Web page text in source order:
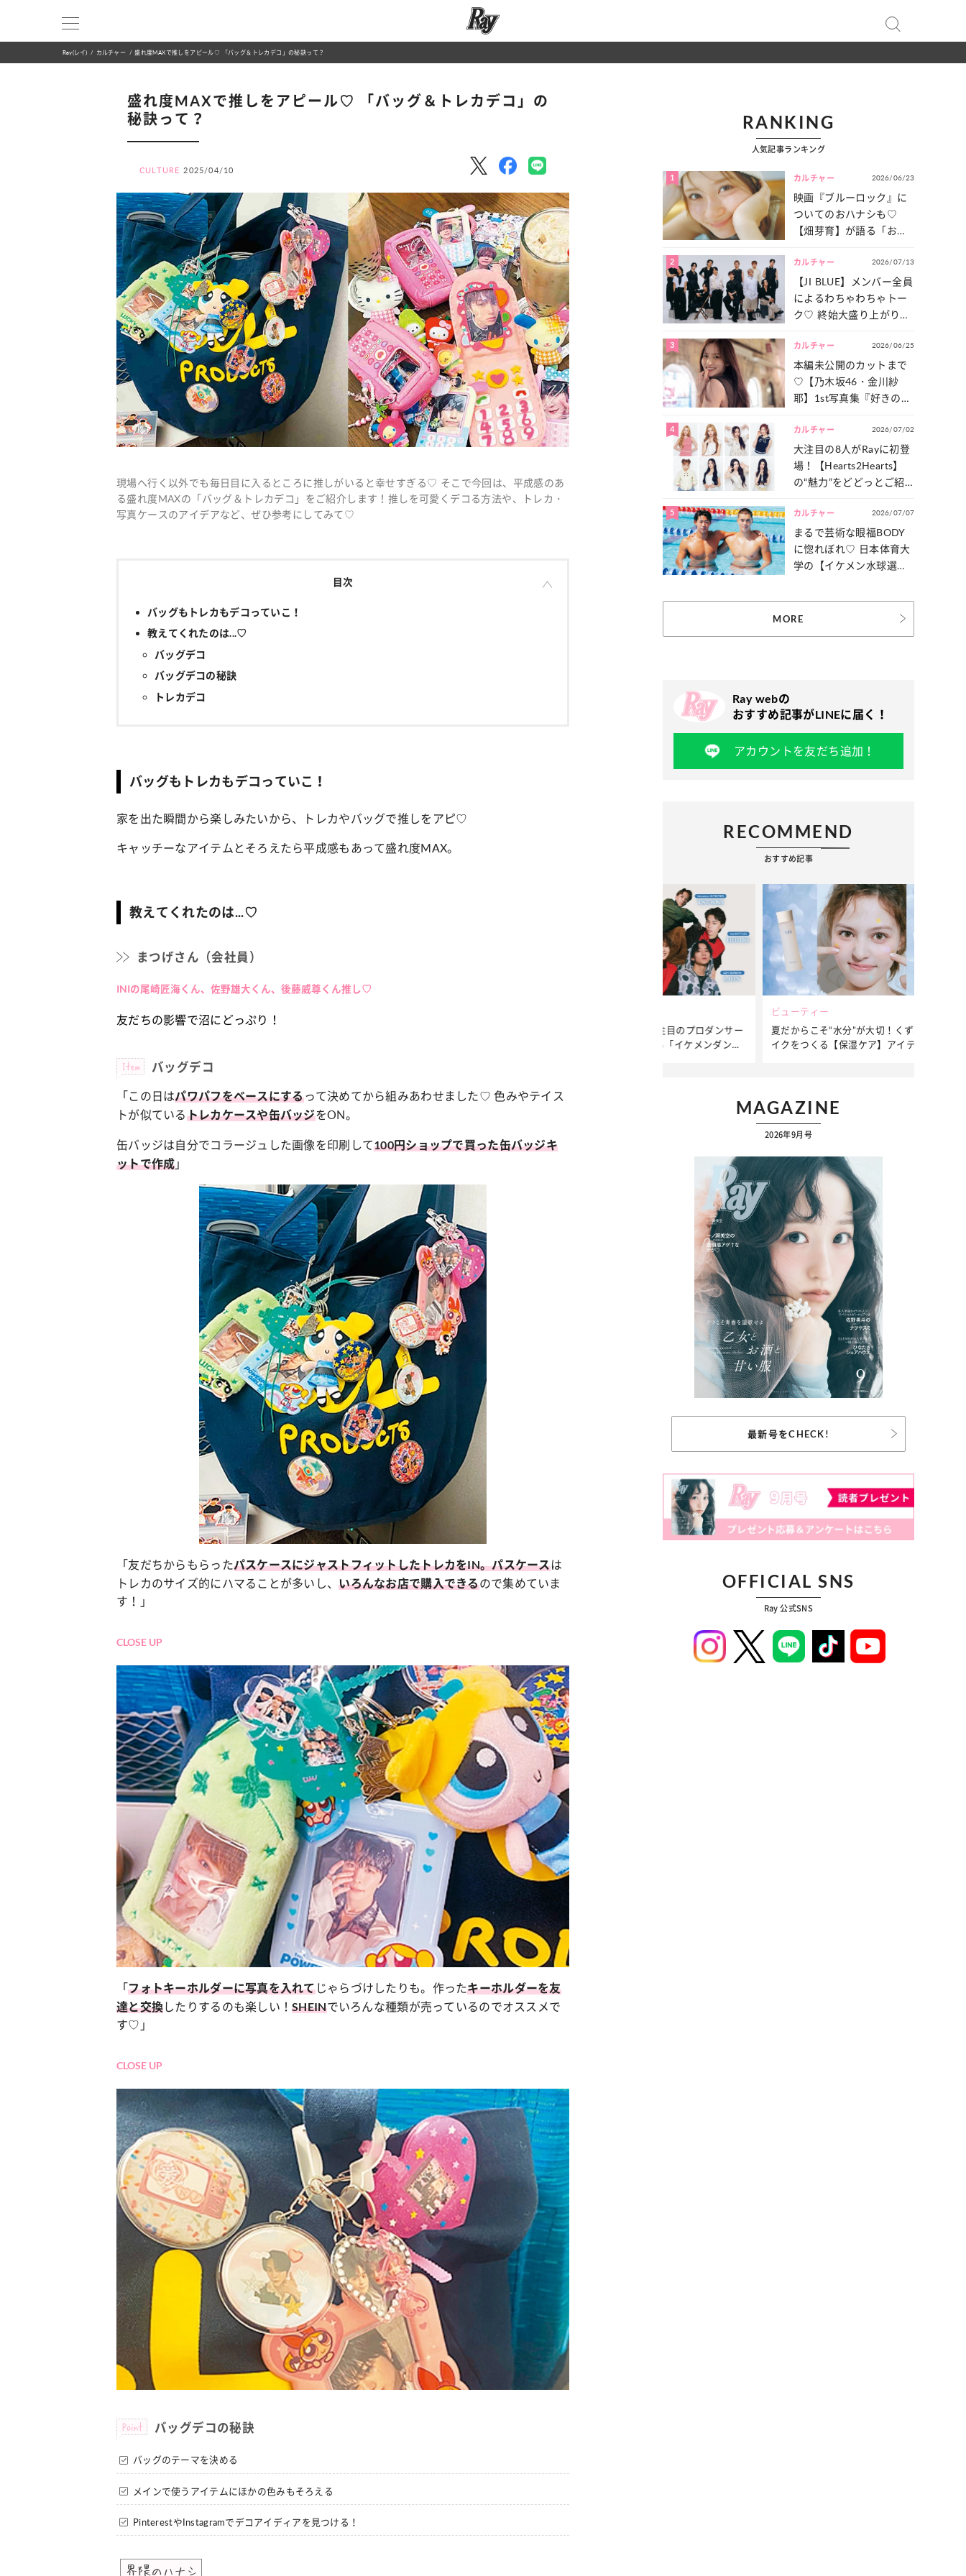
Ray(レイ) カルチャー 盛れ度MAXで推しをアピール♡ 「バッグ＆トレカデコ」の秘訣って？
盛れ度MAXで推しをアピール♡ 「バッグ＆トレカデコ」の
秘訣って？
CULTURE 2025/04/10
現場へ行く以外でも毎日目に入るところに推しがいると幸せすぎる♡ そこで今回は、平成感のあ
る盛れ度MAXの「バッグ＆トレカデコ」をご紹介します！推しを可愛くデコる方法や、トレカ・
写真ケースのアイデアなど、ぜひ参考にしてみて♡
目次
バッグもトレカもデコっていこ！
教えてくれたのは...♡
バッグデコ
バッグデコの秘訣
トレカデコ
バッグもトレカもデコっていこ！
家を出た瞬間から楽しみたいから、トレカやバッグで推しをアピ♡
キャッチーなアイテムとそろえたら平成感もあって盛れ度MAX。
教えてくれたのは...♡
まつげさん（会社員）
INIの尾崎匠海くん、佐野雄大くん、後藤威尊くん推し♡
友だちの影響で沼にどっぷり！
Item バッグデコ
「この日はパワパフをベースにするって決めてから組みあわせました♡ 色みやテイス
トが似ているトレカケースや缶バッジをON。
缶バッジは自分でコラージュした画像を印刷して100円ショップで買った缶バッジキ
ットで作成 」
「友だちからもらったパスケースにジャストフィットしたトレカをIN。パスケースは
トレカのサイズ的にハマることが多いし、いろんなお店で購入できるので集めていま
す！」
CLOSE UP
「フォトキーホルダーに写真を入れてじゃらづけしたりも。作ったキーホルダーを友
達と交換したりするのも楽しい！SHEINでいろんな種類が売っているのでオススメで
す♡」
CLOSE UP
Point バッグデコの秘訣
バッグのテーマを決める
メインで使うアイテムにほかの色みもそろえる
PinterestやInstagramでデコアイディアを見つける！
界隈のハナシ
RANKING
人気記事ランキング
1 カルチャー 2026/06/23
映画『ブルーロック』に
ついてのおハナシも♡
【畑芽育】が語る「お仕
は？
2 カルチャー 2026/07/13
【JI BLUE】メンバー全員
によるわちゃわちゃトー
ク♡ 終始大盛り上がりだ
一気見せ！
3 カルチャー 2026/06/25
本編未公開のカットまで
♡【乃木坂46・金川紗
耶】1st写真集『好きのグ
たっぷりとお届け！
4 カルチャー 2026/07/02
大注目の8人がRayに初登
場！【Hearts2Hearts】
の“魅力”をどどっとご紹
5 カルチャー 2026/07/07
まるで芸術な眼福BODY
に惚れぼれ♡ 日本体育大
学の【イケメン水球選
MORE
Ray webの
おすすめ記事がLINEに届く！
アカウントを友だち追加！
RECOMMEND
おすすめ記事
“憧れワンピ”を着るきっかけに♡ おしゃ
【Dリーグ】Ray世代注目のプロダンサー
集団♡ 各チームを彩る「イケメンダンサ
夏だからこそ“水分”が大切！くずれないメ
イクをつくる【保湿ケア】アイテム3選
簡単アレン
ぷりの【そ
MAGAZINE
2026年9月号
最新号をCHECK!
OFFICIAL SNS
Ray 公式SNS